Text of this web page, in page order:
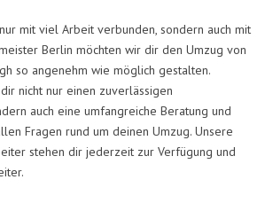
mit viel Arbeit verbunden, sondern auch mit
Berlin möchten wir dir den Umzug von
so angenehm wie möglich gestalten.
nicht nur einen zuverlässigen
auch eine umfangreiche Beratung und
Fragen rund um deinen Umzug. Unsere
stehen dir jederzeit zur Verfügung und